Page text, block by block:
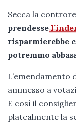
Secca la
prendesse
risparmierebbe
potremmo
L’emendamento
ammesso a
E così il
platealmente la